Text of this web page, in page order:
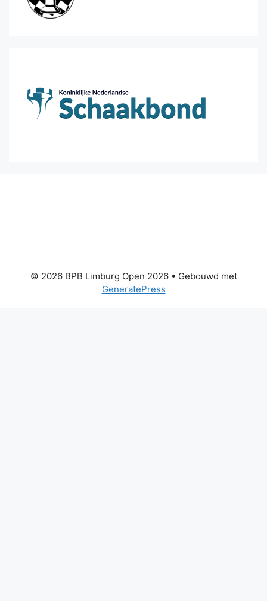
© 2026 BPB Limburg Open 2026• Gebouwd met
GeneratePress